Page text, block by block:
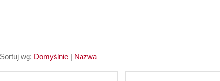
Sortuj wg: Domyślnie | Nazwa